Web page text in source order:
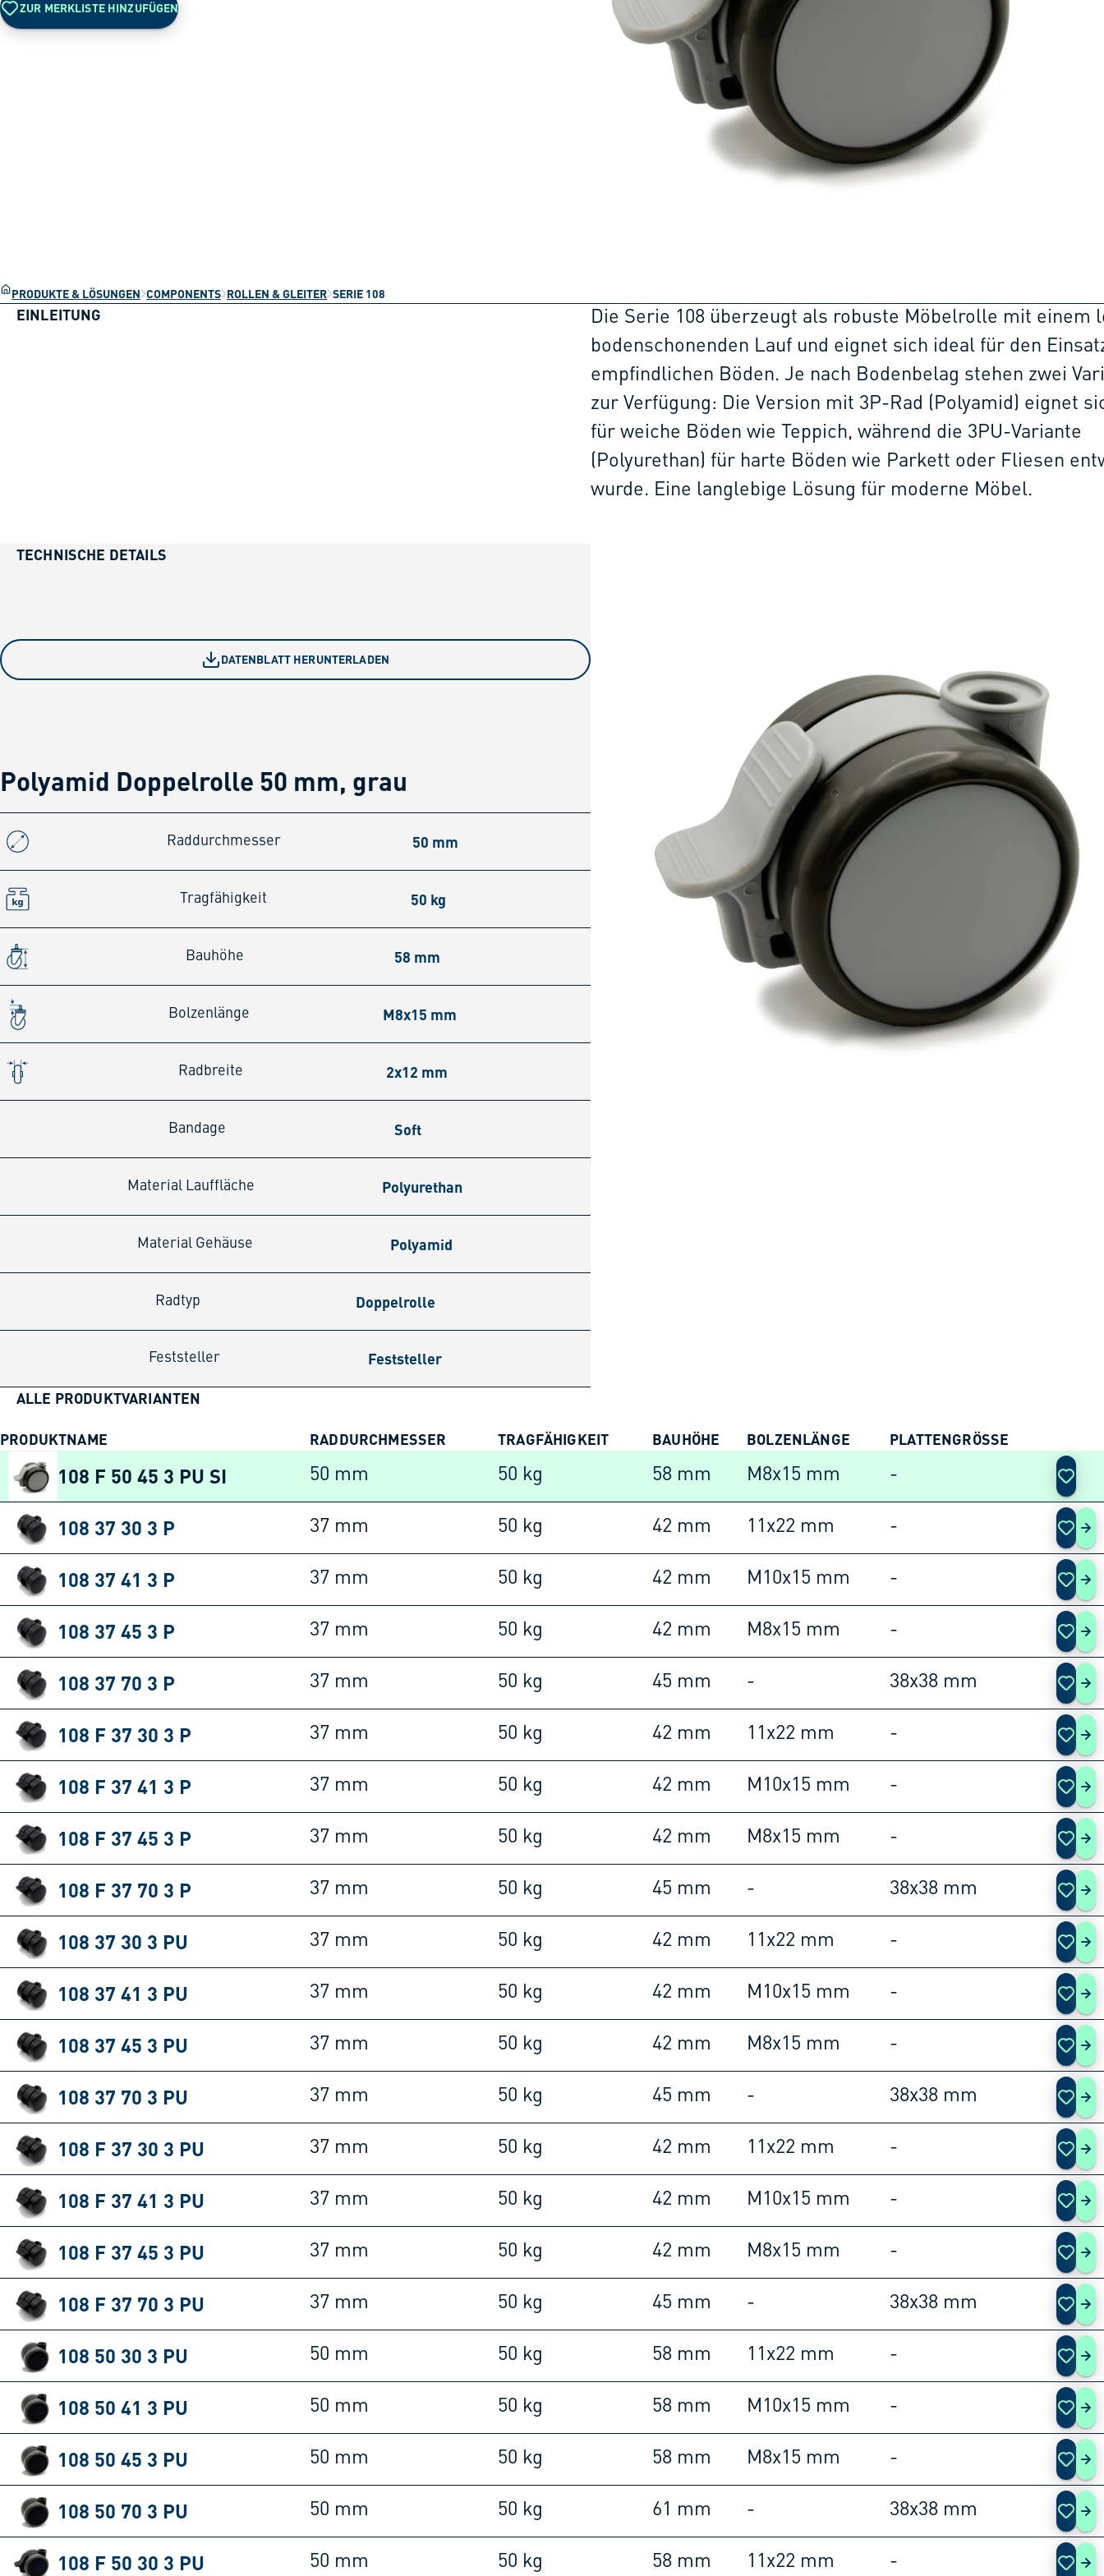
ZUR MERKLISTE HINZUFÜGEN
PRODUKTE & LÖSUNGEN COMPONENTS ROLLEN & GLEITER SERIE 108
EINLEITUNG
Die Serie 108 überzeugt als robuste Möbelrolle mit einem
bodenschonenden Lauf und eignet sich ideal für den
empfindlichen Böden. Je nach Bodenbelag stehen zwei
zur Verfügung: Die Version mit 3P-Rad (Polyamid) eignet
für weiche Böden wie Teppich, während die 3PU-Variante
(Polyurethan) für harte Böden wie Parkett oder Fliesen
wurde. Eine langlebige Lösung für moderne Möbel.
TECHNISCHE DETAILS
DATENBLATT HERUNTERLADEN
Polyamid Doppelrolle 50 mm, grau
Raddurchmesser 50 mm
Tragfähigkeit 50 kg
Bauhöhe 58 mm
Bolzenlänge M8x15 mm
Radbreite 2x12 mm
Bandage Soft
Material Lauffläche Polyurethan
Material Gehäuse Polyamid
Radtyp Doppelrolle
Feststeller Feststeller
ALLE PRODUKTVARIANTEN
PRODUKTNAME RADDURCHMESSER TRAGFÄHIGKEIT BAUHÖHE BOLZENLÄNGE PLATTENGRÖSSE
108 F 50 45 3 PU SI 50 mm 50 kg 58 mm M8x15 mm -
108 37 30 3 P 37 mm 50 kg 42 mm 11x22 mm -
108 37 41 3 P 37 mm 50 kg 42 mm M10x15 mm -
108 37 45 3 P 37 mm 50 kg 42 mm M8x15 mm -
108 37 70 3 P 37 mm 50 kg 45 mm - 38x38 mm
108 F 37 30 3 P 37 mm 50 kg 42 mm 11x22 mm -
108 F 37 41 3 P 37 mm 50 kg 42 mm M10x15 mm -
108 F 37 45 3 P 37 mm 50 kg 42 mm M8x15 mm -
108 F 37 70 3 P 37 mm 50 kg 45 mm - 38x38 mm
108 37 30 3 PU 37 mm 50 kg 42 mm 11x22 mm -
108 37 41 3 PU 37 mm 50 kg 42 mm M10x15 mm -
108 37 45 3 PU 37 mm 50 kg 42 mm M8x15 mm -
108 37 70 3 PU 37 mm 50 kg 45 mm - 38x38 mm
108 F 37 30 3 PU 37 mm 50 kg 42 mm 11x22 mm -
108 F 37 41 3 PU 37 mm 50 kg 42 mm M10x15 mm -
108 F 37 45 3 PU 37 mm 50 kg 42 mm M8x15 mm -
108 F 37 70 3 PU 37 mm 50 kg 45 mm - 38x38 mm
108 50 30 3 PU 50 mm 50 kg 58 mm 11x22 mm -
108 50 41 3 PU 50 mm 50 kg 58 mm M10x15 mm -
108 50 45 3 PU 50 mm 50 kg 58 mm M8x15 mm -
108 50 70 3 PU 50 mm 50 kg 61 mm - 38x38 mm
108 F 50 30 3 PU 50 mm 50 kg 58 mm 11x22 mm -